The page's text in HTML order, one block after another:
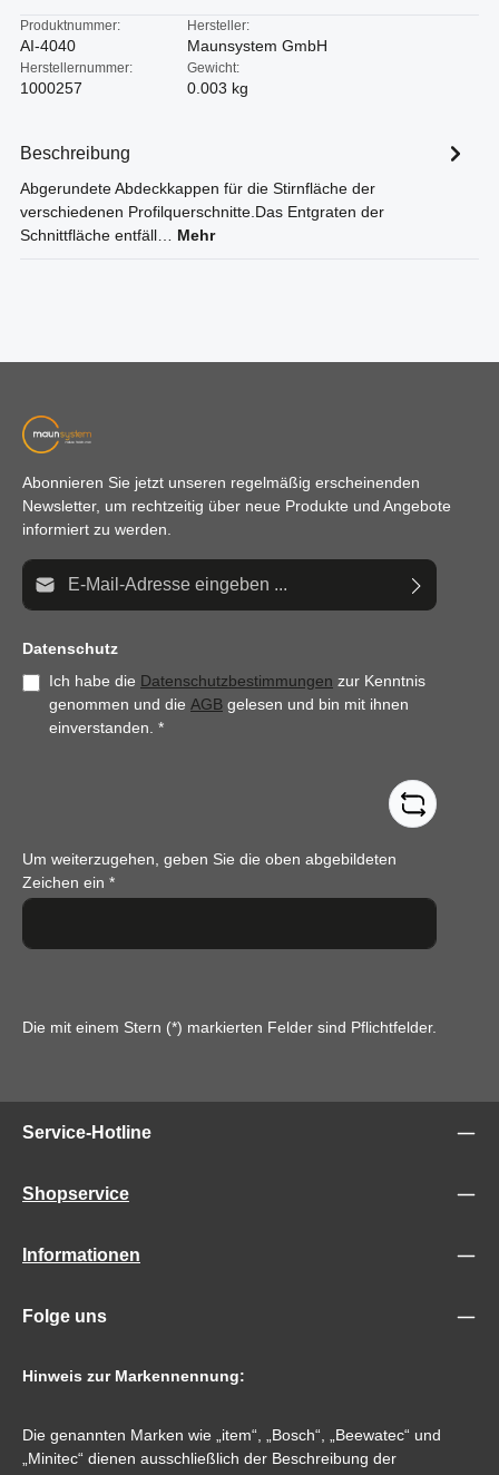
Produktnummer:
AI-4040
Hersteller:
Maunsystem GmbH
Herstellernummer:
1000257
Gewicht:
0.003 kg
Beschreibung
Abgerundete Abdeckkappen für die Stirnfläche der
verschiedenen Profilquerschnitte.Das Entgraten der
Schnittfläche entfäll… Mehr
Abonnieren Sie jetzt unseren regelmäßig erscheinenden
Newsletter, um rechtzeitig über neue Produkte und Angebote
informiert zu werden.
E-Mail-Adresse*
Datenschutz
Ich habe die Datenschutzbestimmungen zur Kenntnis
genommen und die AGB gelesen und bin mit ihnen
einverstanden. *
Um weiterzugehen, geben Sie die oben abgebildeten
Zeichen ein *
Die mit einem Stern (*) markierten Felder sind Pflichtfelder.
Service-Hotline
Shopservice
Informationen
Folge uns
Hinweis zur Markennennung:
Die genannten Marken wie „item“, „Bosch“, „Beewatec“ und
„Minitec“ dienen ausschließlich der Beschreibung der